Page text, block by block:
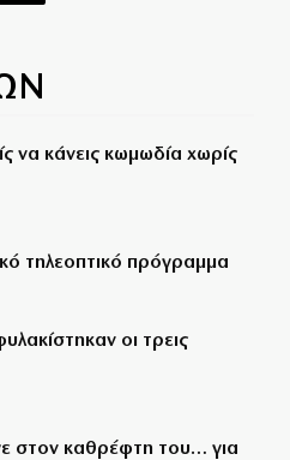
να κάνεις κωμωδία χωρίς
τηλεοπτικό πρόγραμμα
οι τρεις
στον καθρέφτη του… για